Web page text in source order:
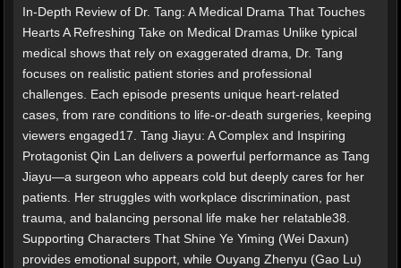
In-Depth Review of Dr. Tang: A Medical Drama That Touches
Hearts A Refreshing Take on Medical Dramas Unlike typical
medical shows that rely on exaggerated drama, Dr. Tang
focuses on realistic patient stories and professional
challenges. Each episode presents unique heart-related
cases, from rare conditions to life-or-death surgeries, keeping
viewers engaged17. Tang Jiayu: A Complex and Inspiring
Protagonist Qin Lan delivers a powerful performance as Tang
Jiayu—a surgeon who appears cold but deeply cares for her
patients. Her struggles with workplace discrimination, past
trauma, and balancing personal life make her relatable38.
Supporting Characters That Shine Ye Yiming (Wei Daxun)
provides emotional support, while Ouyang Zhenyu (Gao Lu)